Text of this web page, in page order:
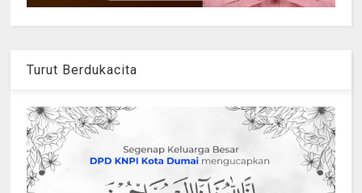
Turut Berdukacita